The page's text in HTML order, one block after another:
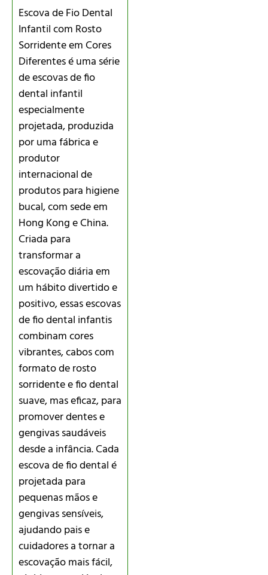
Escova de Fio Dental
Infantil com Rosto
Sorridente em Cores
Diferentes é uma série
de escovas de fio
dental infantil
especialmente
projetada, produzida
por uma fábrica e
produtor
internacional de
produtos para higiene
bucal, com sede em
Hong Kong e China.
Criada para
transformar a
escovação diária em
um hábito divertido e
positivo, essas escovas
de fio dental infantis
combinam cores
vibrantes, cabos com
formato de rosto
sorridente e fio dental
suave, mas eficaz, para
promover dentes e
gengivas saudáveis
desde a infância. Cada
escova de fio dental é
projetada para
pequenas mãos e
gengivas sensíveis,
ajudando pais e
cuidadores a tornar a
escovação mais fácil,